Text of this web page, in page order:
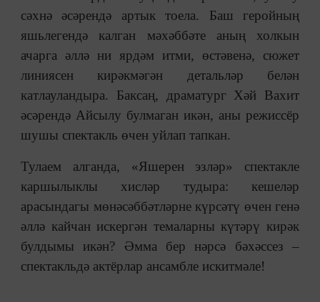
сәхнә әсәрендә артык тоела. Баш геройның
яшьлегендә калган мәхәббәте аның холкын
ачарга әллә ни ярдәм итми, өстәвенә, сюжет
линиясен кирәкмәгән детальләр белән
катлауландыра. Баксаң, драматург Хәй Вахит
әсәрендә Айсылу булмаган икән, аны режиссёр
шушы спектакль өчен уйлап тапкан.
Тулаем алганда, «Яшерен эзләр» спектакле
каршылыклы хисләр тудыра: кешеләр
арасындагы мөнәсәббәтләрне күрсәтү өчен генә
әллә кайчан искергән темаларны күтәрү кирәк
булдымы икән? Әмма бер нәрсә бәхәссез –
спектакльдә актёрлар ансамбле искитмәле!